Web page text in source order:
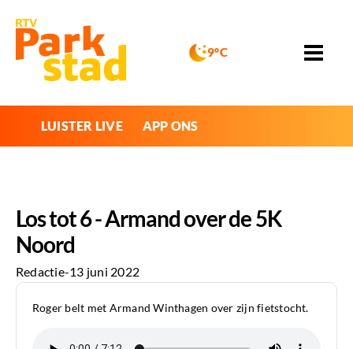
9°C
LUISTER LIVE APP ONS
Los tot 6 - Armand over de 5K
Noord
Redactie-13 juni 2022
Roger belt met Armand Winthagen over zijn fietstocht.